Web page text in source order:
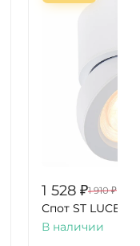
1 528 ₽1 910 ₽
Спот ST LUCE
В наличии